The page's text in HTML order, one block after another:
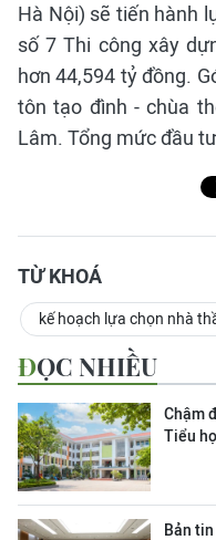
Hà Nội) sẽ tiến hành
số 7 Thi công xây
hơn 44,594 tỷ đồng.
tôn tạo đình - chùa
Lâm. Tổng mức đầu
TỪ KHOÁ
kế hoạch lựa chọn nhà
ĐỌC NHIỀU
Chậm
Tiểu
Bản